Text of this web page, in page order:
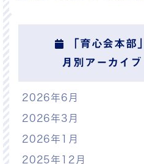
「育心会本部」
月別アーカイブ
2026年6月
2026年3月
2026年1月
2025年12月